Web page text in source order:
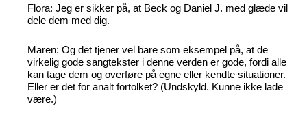
Flora: Jeg er sikker på, at Beck og Daniel J. med glæde vil
dele dem med dig.
Maren: Og det tjener vel bare som eksempel på, at de
virkelig gode sangtekster i denne verden er gode, fordi alle
kan tage dem og overføre på egne eller kendte situationer.
Eller er det for analt fortolket? (Undskyld. Kunne ikke lade
være.)